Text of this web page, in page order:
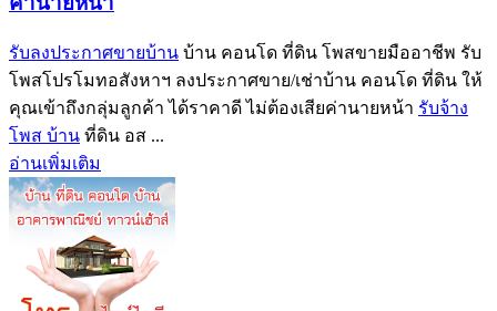
รับลงประกาศขายบ้าน บ้าน คอนโด ที่ดิน โพสขายมืออาชีพ รับ
โพสโปรโมทอสังหาฯ ลงประกาศขาย/เช่าบ้าน คอนโด ที่ดิน ให้
คุณเข้าถึงกลุ่มลูกค้า ได้ราคาดี ไม่ต้องเสียค่านายหน้า รับจ้าง
โพส บ้าน ที่ดิน อส ...
อ่านเพิ่มเติม